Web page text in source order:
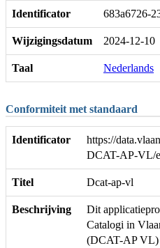
Identificator 683a6726-
Wijzigingsdatum 2024-12-10
Taal Nederlands
Conformiteit met standaard
Identificator
https://
DCAT-AP-VL/
Titel Dcat-ap-vl
Beschrijving
Dit
Catalogi in
(DCAT-AP VL)